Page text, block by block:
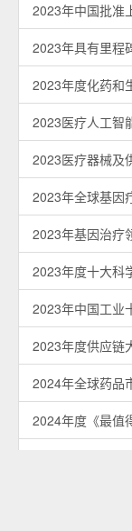
2023年中国批准
2023年具有里程
2023年度化药和
2023医疗人工智
2023医疗器械及
2023年全球基因
2023年基因治疗
2023年度十大科
2023年中国工业
2023年度供应链
2024年全球药品
2024年度《最值